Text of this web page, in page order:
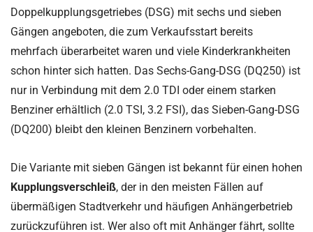
Doppelkupplungsgetriebes (DSG) mit sechs und sieben
Gängen angeboten, die zum Verkaufsstart bereits
mehrfach überarbeitet waren und viele Kinderkrankheiten
schon hinter sich hatten. Das Sechs-Gang-DSG (DQ250) ist
nur in Verbindung mit dem 2.0 TDI oder einem starken
Benziner erhältlich (2.0 TSI, 3.2 FSI), das Sieben-Gang-DSG
(DQ200) bleibt den kleinen Benzinern vorbehalten.
Die Variante mit sieben Gängen ist bekannt für einen hohen
Kupplungsverschleiß, der in den meisten Fällen auf
übermäßigen Stadtverkehr und häufigen Anhängerbetrieb
zurückzuführen ist. Wer also oft mit Anhänger fährt, sollte